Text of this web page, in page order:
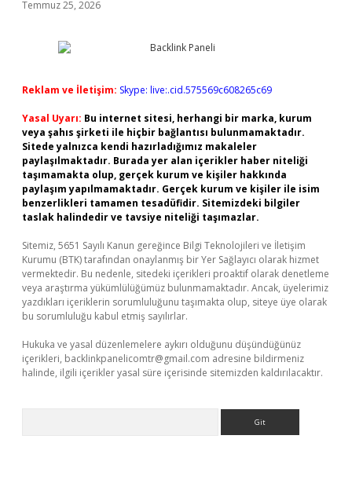
Temmuz 25, 2026
Reklam ve İletişim: Skype: live:.cid.575569c608265c69
Yasal Uyarı: Bu internet sitesi, herhangi bir marka, kurum
veya şahıs şirketi ile hiçbir bağlantısı bulunmamaktadır.
Sitede yalnızca kendi hazırladığımız makaleler
paylaşılmaktadır. Burada yer alan içerikler haber niteliği
taşımamakta olup, gerçek kurum ve kişiler hakkında
paylaşım yapılmamaktadır. Gerçek kurum ve kişiler ile isim
benzerlikleri tamamen tesadüfidir. Sitemizdeki bilgiler
taslak halindedir ve tavsiye niteliği taşımazlar.
Sitemiz, 5651 Sayılı Kanun gereğince Bilgi Teknolojileri ve İletişim
Kurumu (BTK) tarafından onaylanmış bir Yer Sağlayıcı olarak hizmet
vermektedir. Bu nedenle, sitedeki içerikleri proaktif olarak denetleme
veya araştırma yükümlülüğümüz bulunmamaktadır. Ancak, üyelerimiz
yazdıkları içeriklerin sorumluluğunu taşımakta olup, siteye üye olarak
bu sorumluluğu kabul etmiş sayılırlar.
Hukuka ve yasal düzenlemelere aykırı olduğunu düşündüğünüz
içerikleri, backlinkpanelicomtr@gmail.com adresine bildirmeniz
halinde, ilgili içerikler yasal süre içerisinde sitemizden kaldırılacaktır.